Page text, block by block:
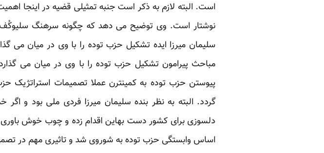
است. البته لازم به ذکر است جنبه تمثیلی قضیه در اینجا
نوشتار است. وی توضیح می دهد که چگونه سرهنگ سلیوکُف
سلیمان میرزا ایده تشکیل حزب توده را با وی در میان می
مباحث پیرامون تشکیل حزب توده را با وی در میان می
پیوستن حزب توده به کمینترن عملا تصمیمات استراتژیک
گردد. البته به نظر بنده سلیمان میرزا فردی ملی بود و
دلسوزی برای کشور دست بهاین اقدام زده و چوب خوش
اساس وابستگی حزب توده به شوروی شد و تاثیری مهم در